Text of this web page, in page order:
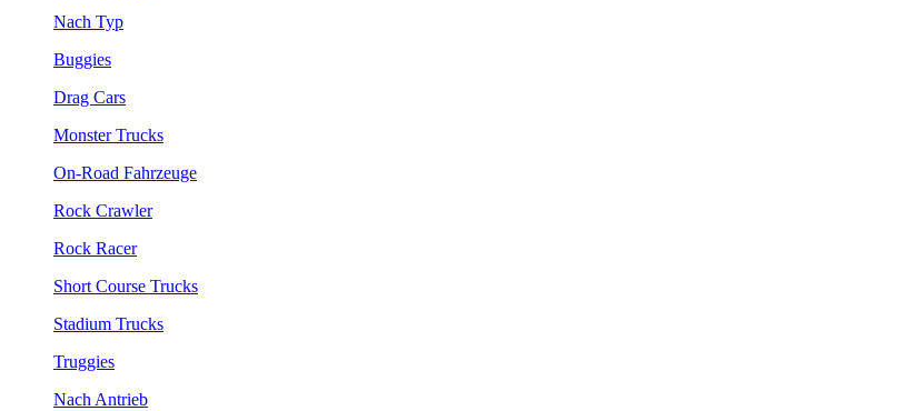
Nach Typ
Buggies
Drag Cars
Monster Trucks
On-Road Fahrzeuge
Rock Crawler
Rock Racer
Short Course Trucks
Stadium Trucks
Truggies
Nach Antrieb